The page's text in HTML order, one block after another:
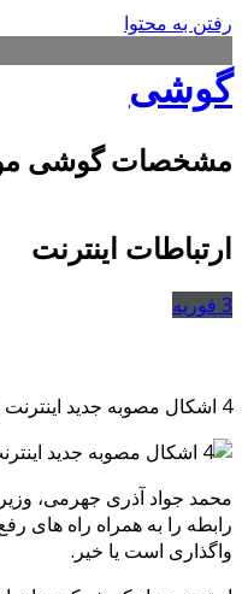
رفتن به محتوا
گوشی
مشخصات گوشی
ارتباطات اینترنت
3 فوریه
4 اشکال مصوبه جدید اینترنت از زبان وزیر ارتباطات
محمد جواد آذری جهرمی،
رابطه را به همراه راه
واگذاری است یا خیر.